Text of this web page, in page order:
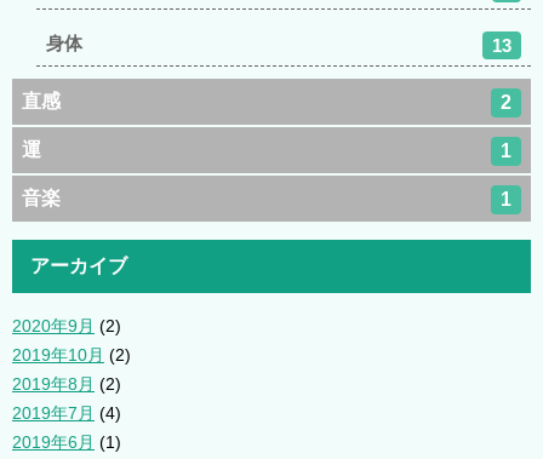
身体 13
直感 2
運 1
音楽 1
アーカイブ
2020年9月 (2)
2019年10月 (2)
2019年8月 (2)
2019年7月 (4)
2019年6月 (1)